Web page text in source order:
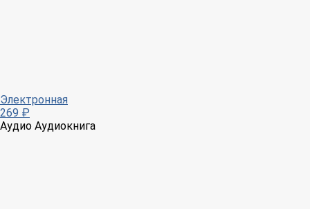
Электронная
269 ₽
Аудио Аудиокнига